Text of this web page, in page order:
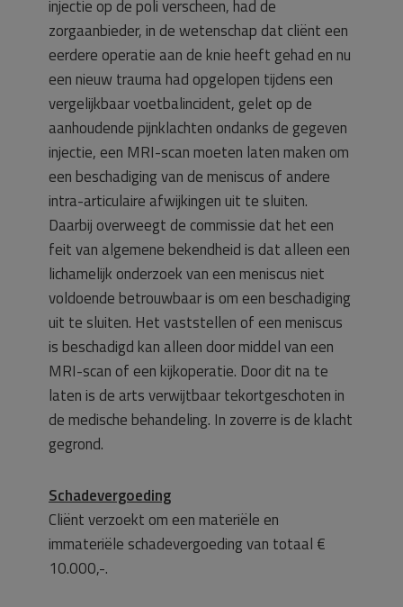
injectie op de poli verscheen, had de
zorgaanbieder, in de wetenschap dat cliënt een
eerdere operatie aan de knie heeft gehad en nu
een nieuw trauma had opgelopen tijdens een
vergelijkbaar voetbalincident, gelet op de
aanhoudende pijnklachten ondanks de gegeven
injectie, een MRI-scan moeten laten maken om
een beschadiging van de meniscus of andere
intra-articulaire afwijkingen uit te sluiten.
Daarbij overweegt de commissie dat het een
feit van algemene bekendheid is dat alleen een
lichamelijk onderzoek van een meniscus niet
voldoende betrouwbaar is om een beschadiging
uit te sluiten. Het vaststellen of een meniscus
is beschadigd kan alleen door middel van een
MRI-scan of een kijkoperatie. Door dit na te
laten is de arts verwijtbaar tekortgeschoten in
de medische behandeling. In zoverre is de klacht
gegrond.
Schadevergoeding
Cliënt verzoekt om een materiële en
immateriële schadevergoeding van totaal €
10.000,-.